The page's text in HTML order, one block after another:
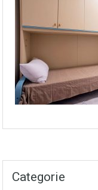
Categorie